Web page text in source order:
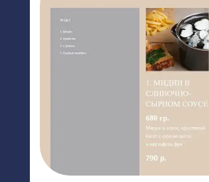
Получи флаер в кафе или в доставке,
вернись в течение 5 дней, закажи
мидии и получи вкусный подарок!
УЗНАТЬ БОЛЬШЕ